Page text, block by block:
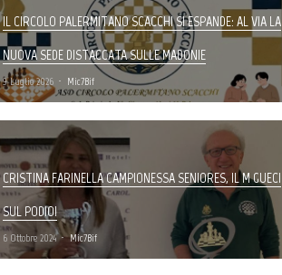
IL CIRCOLO PALERMITANO SCACCHI SI ESPANDE: AL VIA LA
NUOVA SEDE DISTACCATA SULLE MADONIE
9 Luglio 2026 Mic7Bif
CRISTINA FARINELLA CAMPIONESSA SENIORES, IL M GUECI
SUL PODIO!
6 Ottobre 2024 Mic7Bif